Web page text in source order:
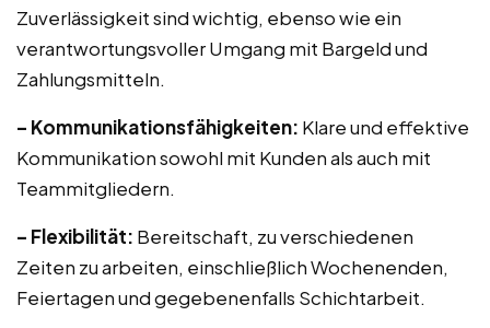
Zuverlässigkeit sind wichtig, ebenso wie ein
verantwortungsvoller Umgang mit Bargeld und
Zahlungsmitteln.
– Kommunikationsfähigkeiten: Klare und effektive
Kommunikation sowohl mit Kunden als auch mit
Teammitgliedern.
– Flexibilität: Bereitschaft, zu verschiedenen
Zeiten zu arbeiten, einschließlich Wochenenden,
Feiertagen und gegebenenfalls Schichtarbeit.